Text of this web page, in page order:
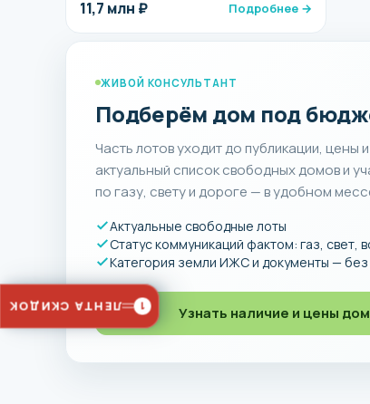
11,7 млн ₽ Подробнее →
ЖИВОЙ КОНСУЛЬТАНТ
Подберём дом под
Часть лотов уходит до публикации,
актуальный список свободных домов и
по газу, свету и дороге — в удобном
Актуальные свободные лоты
Статус коммуникаций фактом: газ, свет,
Категория земли ИЖС и документы —
Узнать наличие и цены
1
ЛЕНТА СКИДОК